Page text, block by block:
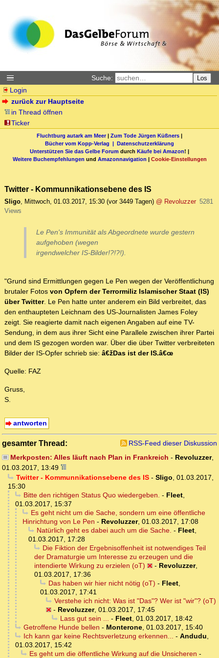
Suche: Los
Login
zurück zur Hauptseite
in Thread öffnen
Ticker
Fluchtburg autark am Meer| Zum Tode Jürgen Küßners |
Bücher vom Kopp-Verlag | Datenschutzerklärung
Unterstützen Sie das Gelbe Forum durch Käufe bei Amazon! |
Weitere Buchempfehlungen und Amazonnavigation | Cookie-Einstellungen
Twitter - Kommunnikationsebene des IS
Sligo, Mittwoch, 01.03.2017, 15:30 (vor 3449 Tagen) @ Revoluzzer 5281
Views
Le Pen's Immunität als Abgeordnete wurde gestern
aufgehoben (wegen
irgendwelcher IS-Bilder!?!?!).
"Grund sind Ermittlungen gegen Le Pen wegen der Veröffentlichung
brutaler Fotos von Opfern der Terrormiliz Islamischer Staat (IS)
über Twitter. Le Pen hatte unter anderem ein Bild verbreitet, das
den enthaupteten Leichnam des US-Journalisten James Foley
zeigt. Sie reagierte damit nach eigenen Angaben auf eine TV-
Sendung, in dem aus ihrer Sicht eine Parallele zwischen ihrer Partei
und dem IS gezogen worden war. Über die über Twitter verbreiteten
Bilder der IS-Opfer schrieb sie: â€žDas ist der IS.â€œ
Quelle: FAZ
Gruss,
S.
antworten
gesamter Thread:
RSS-Feed dieser Diskussion
Merkposten: Alles läuft nach Plan in Frankreich - Revoluzzer,
01.03.2017, 13:49
Twitter - Kommunnikationsebene des IS- Sligo, 01.03.2017,
15:30
Bitte den richtigen Status Quo wiedergeben. - Fleet,
01.03.2017, 15:37
Es geht nicht um die Sache, sondern um eine öffentliche
Hinrichtung von Le Pen - Revoluzzer, 01.03.2017, 17:08
Natürlich geht es dabei auch um die Sache. - Fleet,
01.03.2017, 17:28
Die Fiktion der Ergebnisoffenheit ist notwendiges Teil
der Dramaturgie um Interesse zu erzeugen und die
intendierte Wirkung zu erzielen (oT)
- Revoluzzer,
01.03.2017, 17:36
Das haben wir hier nicht nötig (oT) - Fleet,
01.03.2017, 17:41
Verstehe ich nicht: Was ist "Das"? Wer ist "wir"? (oT)
- Revoluzzer, 01.03.2017, 17:45
Lass gut sein ... - Fleet, 01.03.2017, 18:42
Getroffene Hunde bellen - Monterone, 01.03.2017, 15:40
Ich kann gar keine Rechtsverletzung erkennen... - Andudu,
01.03.2017, 15:42
Es geht um die öffentliche Wirkung auf die Unsicheren -